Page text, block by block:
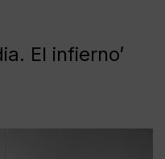
El infierno’